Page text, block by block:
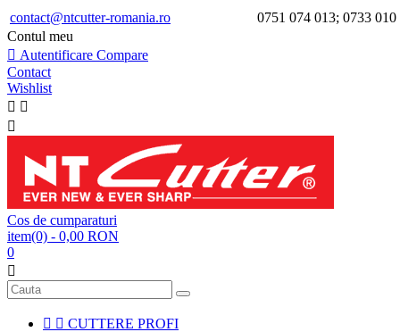
contact@ntcutter-romania.ro
0751 074 013; 0733 010
Contul meu
 Autentificare Compare
Contact
Wishlist
 

Cos de cumparaturi
item(0) - 0,00 RON
0

  CUTTERE PROFI